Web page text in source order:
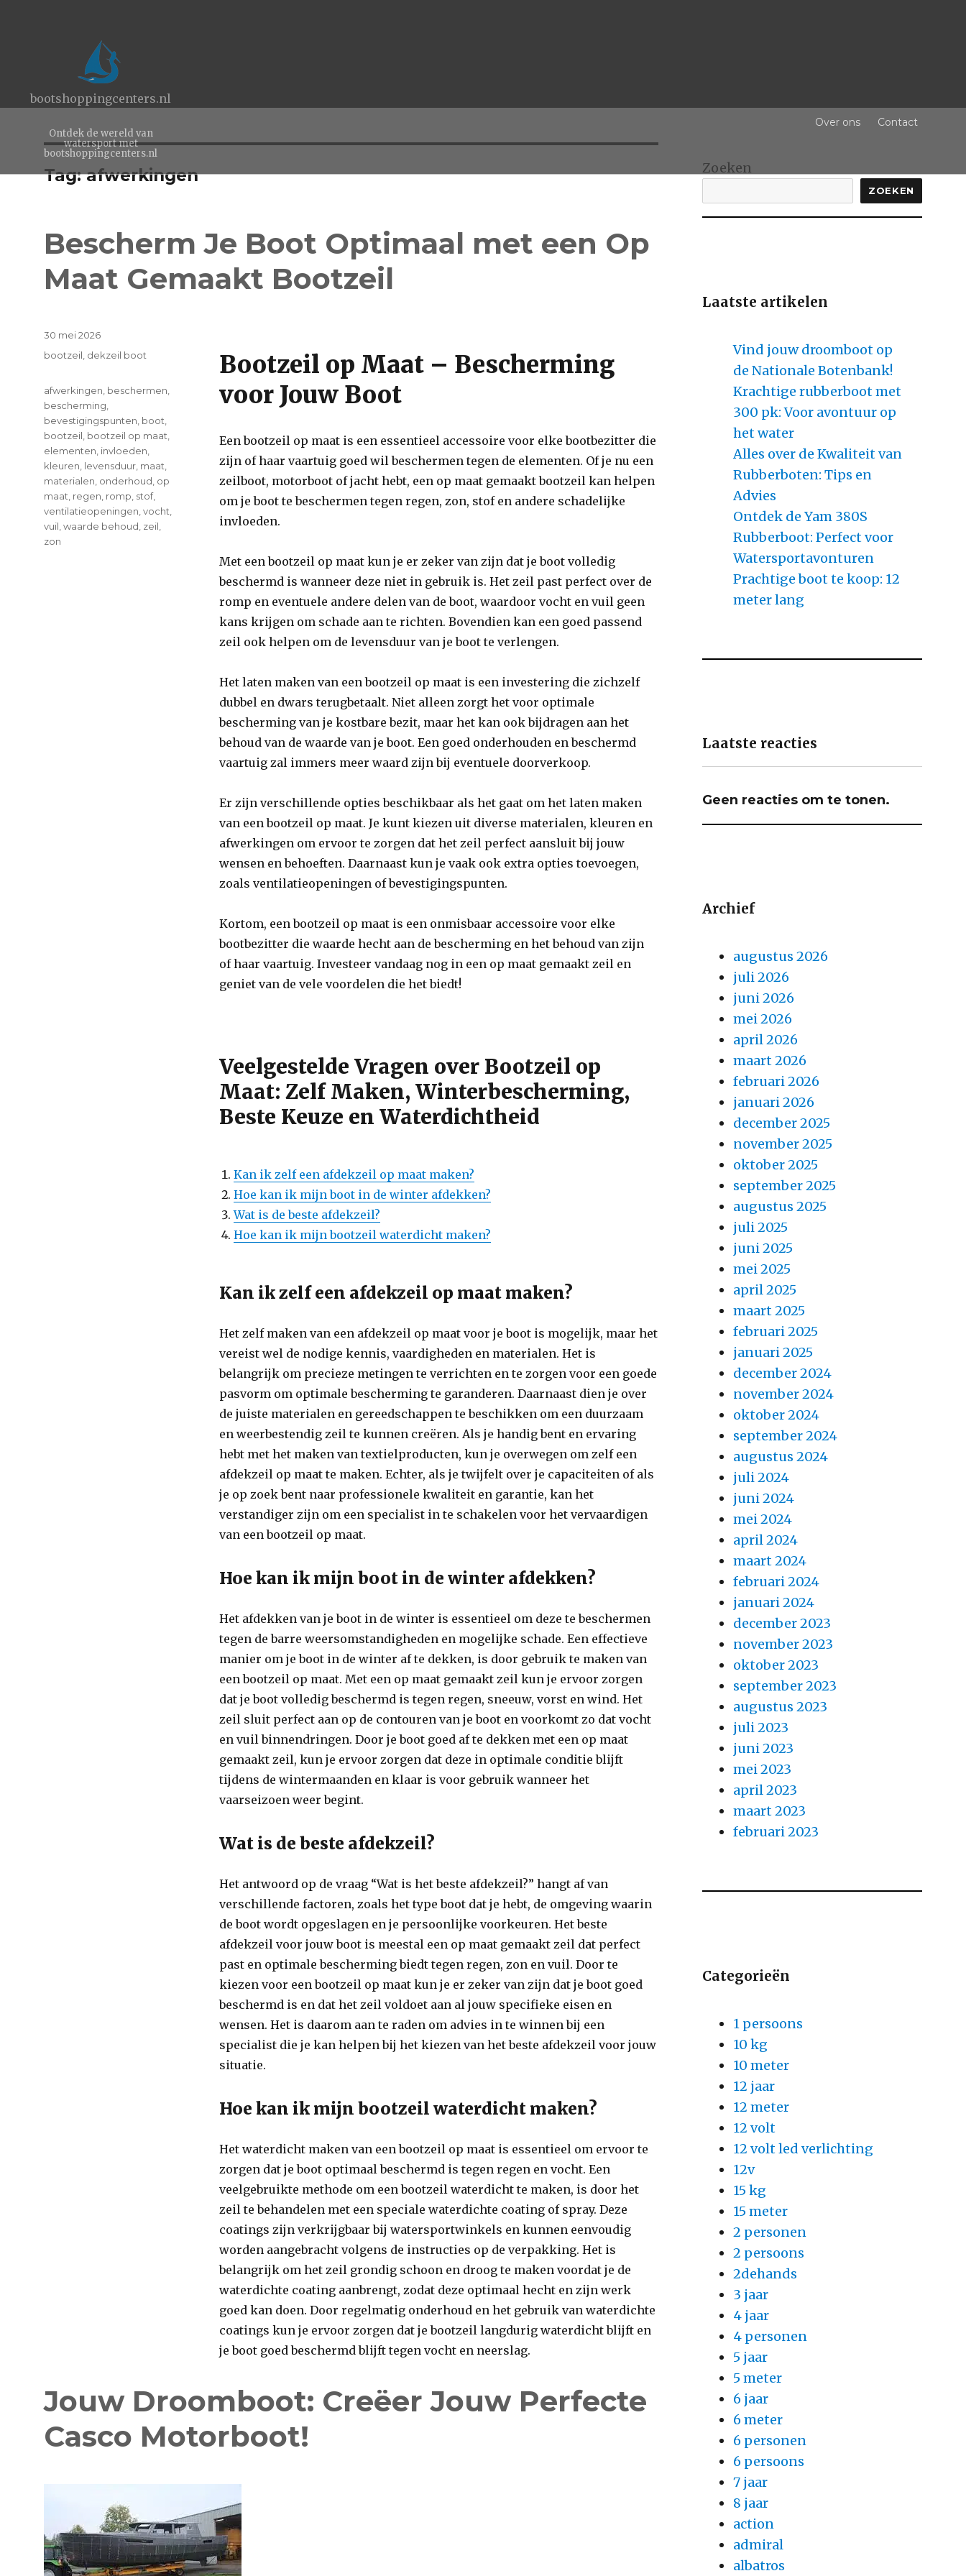
bootshoppingcenters.nl
Ontdek de wereld van
watersport met
bootshoppingcenters.nl
Over ons Contact
Tag:afwerkingen
Bescherm Je Boot Optimaal met een Op
Maat Gemaakt Bootzeil
Bootzeil op Maat – Bescherming
voor Jouw Boot
Een bootzeil op maat is een essentieel accessoire voor elke bootbezitter die
zijn of haar vaartuig goed wil beschermen tegen de elementen. Of je nu een
zeilboot, motorboot of jacht hebt, een op maat gemaakt bootzeil kan helpen
om je boot te beschermen tegen regen, zon, stof en andere schadelijke
invloeden.
Met een bootzeil op maat kun je er zeker van zijn dat je boot volledig
beschermd is wanneer deze niet in gebruik is. Het zeil past perfect over de
romp en eventuele andere delen van de boot, waardoor vocht en vuil geen
kans krijgen om schade aan te richten. Bovendien kan een goed passend
zeil ook helpen om de levensduur van je boot te verlengen.
Het laten maken van een bootzeil op maat is een investering die zichzelf
dubbel en dwars terugbetaalt. Niet alleen zorgt het voor optimale
bescherming van je kostbare bezit, maar het kan ook bijdragen aan het
behoud van de waarde van je boot. Een goed onderhouden en beschermd
vaartuig zal immers meer waard zijn bij eventuele doorverkoop.
Er zijn verschillende opties beschikbaar als het gaat om het laten maken
van een bootzeil op maat. Je kunt kiezen uit diverse materialen, kleuren en
afwerkingen om ervoor te zorgen dat het zeil perfect aansluit bij jouw
wensen en behoeften. Daarnaast kun je vaak ook extra opties toevoegen,
zoals ventilatieopeningen of bevestigingspunten.
Kortom, een bootzeil op maat is een onmisbaar accessoire voor elke
bootbezitter die waarde hecht aan de bescherming en het behoud van zijn
of haar vaartuig. Investeer vandaag nog in een op maat gemaakt zeil en
geniet van de vele voordelen die het biedt!
Veelgestelde Vragen over Bootzeil op
Maat: Zelf Maken, Winterbescherming,
Beste Keuze en Waterdichtheid
Kan ik zelf een afdekzeil op maat maken?
Hoe kan ik mijn boot in de winter afdekken?
Wat is de beste afdekzeil?
Hoe kan ik mijn bootzeil waterdicht maken?
Kan ik zelf een afdekzeil op maat maken?
Het zelf maken van een afdekzeil op maat voor je boot is mogelijk, maar het
vereist wel de nodige kennis, vaardigheden en materialen. Het is
belangrijk om precieze metingen te verrichten en te zorgen voor een goede
pasvorm om optimale bescherming te garanderen. Daarnaast dien je over
de juiste materialen en gereedschappen te beschikken om een duurzaam
en weerbestendig zeil te kunnen creëren. Als je handig bent en ervaring
hebt met het maken van textielproducten, kun je overwegen om zelf een
afdekzeil op maat te maken. Echter, als je twijfelt over je capaciteiten of als
je op zoek bent naar professionele kwaliteit en garantie, kan het
verstandiger zijn om een specialist in te schakelen voor het vervaardigen
van een bootzeil op maat.
Hoe kan ik mijn boot in de winter afdekken?
Het afdekken van je boot in de winter is essentieel om deze te beschermen
tegen de barre weersomstandigheden en mogelijke schade. Een effectieve
manier om je boot in de winter af te dekken, is door gebruik te maken van
een bootzeil op maat. Met een op maat gemaakt zeil kun je ervoor zorgen
dat je boot volledig beschermd is tegen regen, sneeuw, vorst en wind. Het
zeil sluit perfect aan op de contouren van je boot en voorkomt zo dat vocht
en vuil binnendringen. Door je boot goed af te dekken met een op maat
gemaakt zeil, kun je ervoor zorgen dat deze in optimale conditie blijft
tijdens de wintermaanden en klaar is voor gebruik wanneer het
vaarseizoen weer begint.
Wat is de beste afdekzeil?
Het antwoord op de vraag “Wat is het beste afdekzeil?” hangt af van
verschillende factoren, zoals het type boot dat je hebt, de omgeving waarin
de boot wordt opgeslagen en je persoonlijke voorkeuren. Het beste
afdekzeil voor jouw boot is meestal een op maat gemaakt zeil dat perfect
past en optimale bescherming biedt tegen regen, zon en vuil. Door te
kiezen voor een bootzeil op maat kun je er zeker van zijn dat je boot goed
beschermd is en dat het zeil voldoet aan al jouw specifieke eisen en
wensen. Het is daarom aan te raden om advies in te winnen bij een
specialist die je kan helpen bij het kiezen van het beste afdekzeil voor jouw
situatie.
Hoe kan ik mijn bootzeil waterdicht maken?
Het waterdicht maken van een bootzeil op maat is essentieel om ervoor te
zorgen dat je boot optimaal beschermd is tegen regen en vocht. Een
veelgebruikte methode om een bootzeil waterdicht te maken, is door het
zeil te behandelen met een speciale waterdichte coating of spray. Deze
coatings zijn verkrijgbaar bij watersportwinkels en kunnen eenvoudig
worden aangebracht volgens de instructies op de verpakking. Het is
belangrijk om het zeil grondig schoon en droog te maken voordat je de
waterdichte coating aanbrengt, zodat deze optimaal hecht en zijn werk
goed kan doen. Door regelmatig onderhoud en het gebruik van waterdichte
coatings kun je ervoor zorgen dat je bootzeil langdurig waterdicht blijft en
je boot goed beschermd blijft tegen vocht en neerslag.
Posted
on
30 mei 2026
Categories
bootzeil dekzeil boot
Tags
afwerkingen beschermen
bescherming
bevestigingspunten boot
bootzeil bootzeil op maat
elementen invloeden
kleuren levensduur maat
materialen onderhoud op
maat regen romp stof,
ventilatieopeningen ,vocht
vuil ,waarde behoud zeil
zon
Jouw Droomboot: Creëer Jouw Perfecte
Casco Motorboot!
Zoeken
ZOEKEN
Laatste artikelen
Vind jouw droomboot op
de Nationale Botenbank!
Krachtige rubberboot met
300 pk: Voor avontuur op
het water
Alles over de Kwaliteit van
Rubberboten: Tips en
Advies
Ontdek de Yam 380S
Rubberboot: Perfect voor
Watersportavonturen
Prachtige boot te koop: 12
meter lang
Laatste reacties
Geen reacties om te tonen.
Archief
augustus 2026
juli 2026
juni 2026
mei 2026
april 2026
maart 2026
februari 2026
januari 2026
december 2025
november 2025
oktober 2025
september 2025
augustus 2025
juli 2025
juni 2025
mei 2025
april 2025
maart 2025
februari 2025
januari 2025
december 2024
november 2024
oktober 2024
september 2024
augustus 2024
juli 2024
juni 2024
mei 2024
april 2024
maart 2024
februari 2024
januari 2024
december 2023
november 2023
oktober 2023
september 2023
augustus 2023
juli 2023
juni 2023
mei 2023
april 2023
maart 2023
februari 2023
Categorieën
1 persoons
10 kg
10 meter
12 jaar
12 meter
12 volt
12 volt led verlichting
12v
15 kg
15 meter
2 personen
2 persoons
2dehands
3 jaar
4 jaar
4 personen
5 jaar
5 meter
6 jaar
6 meter
6 personen
6 persoons
7 jaar
8 jaar
action
admiral
albatros